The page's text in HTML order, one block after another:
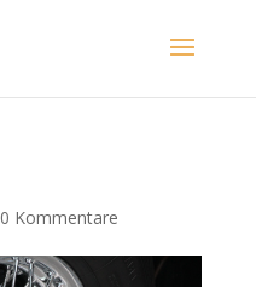
0 Kommentare